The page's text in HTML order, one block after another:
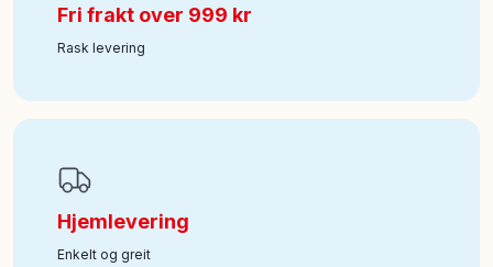
Fri frakt over 999 kr
Rask levering
Hjemlevering
Enkelt og greit